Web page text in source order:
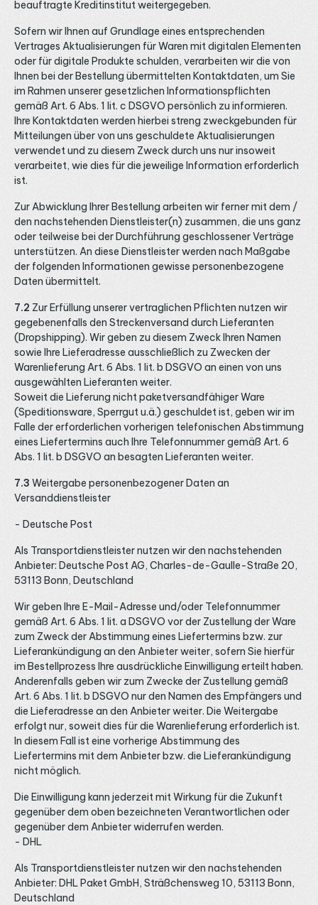
beauftragte Kreditinstitut weitergegeben.
Sofern wir Ihnen auf Grundlage eines entsprechenden
Vertrages Aktualisierungen für Waren mit digitalen Elementen
oder für digitale Produkte schulden, verarbeiten wir die von
Ihnen bei der Bestellung übermittelten Kontaktdaten, um Sie
im Rahmen unserer gesetzlichen Informationspflichten
gemäß Art. 6 Abs. 1 lit. c DSGVO persönlich zu informieren.
Ihre Kontaktdaten werden hierbei streng zweckgebunden für
Mitteilungen über von uns geschuldete Aktualisierungen
verwendet und zu diesem Zweck durch uns nur insoweit
verarbeitet, wie dies für die jeweilige Information erforderlich
ist.
Zur Abwicklung Ihrer Bestellung arbeiten wir ferner mit dem /
den nachstehenden Dienstleister(n) zusammen, die uns ganz
oder teilweise bei der Durchführung geschlossener Verträge
unterstützen. An diese Dienstleister werden nach Maßgabe
der folgenden Informationen gewisse personenbezogene
Daten übermittelt.
7.2 Zur Erfüllung unserer vertraglichen Pflichten nutzen wir
gegebenenfalls den Streckenversand durch Lieferanten
(Dropshipping). Wir geben zu diesem Zweck Ihren Namen
sowie Ihre Lieferadresse ausschließlich zu Zwecken der
Warenlieferung Art. 6 Abs. 1 lit. b DSGVO an einen von uns
ausgewählten Lieferanten weiter.
Soweit die Lieferung nicht paketversandfähiger Ware
(Speditionsware, Sperrgut u.ä.) geschuldet ist, geben wir im
Falle der erforderlichen vorherigen telefonischen Abstimmung
eines Liefertermins auch Ihre Telefonnummer gemäß Art. 6
Abs. 1 lit. b DSGVO an besagten Lieferanten weiter.
7.3 Weitergabe personenbezogener Daten an
Versanddienstleister
- Deutsche Post
Als Transportdienstleister nutzen wir den nachstehenden
Anbieter: Deutsche Post AG, Charles-de-Gaulle-Straße 20,
53113 Bonn, Deutschland
Wir geben Ihre E-Mail-Adresse und/oder Telefonnummer
gemäß Art. 6 Abs. 1 lit. a DSGVO vor der Zustellung der Ware
zum Zweck der Abstimmung eines Liefertermins bzw. zur
Lieferankündigung an den Anbieter weiter, sofern Sie hierfür
im Bestellprozess Ihre ausdrückliche Einwilligung erteilt haben.
Anderenfalls geben wir zum Zwecke der Zustellung gemäß
Art. 6 Abs. 1 lit. b DSGVO nur den Namen des Empfängers und
die Lieferadresse an den Anbieter weiter. Die Weitergabe
erfolgt nur, soweit dies für die Warenlieferung erforderlich ist.
In diesem Fall ist eine vorherige Abstimmung des
Liefertermins mit dem Anbieter bzw. die Lieferankündigung
nicht möglich.
Die Einwilligung kann jederzeit mit Wirkung für die Zukunft
gegenüber dem oben bezeichneten Verantwortlichen oder
gegenüber dem Anbieter widerrufen werden.
- DHL
Als Transportdienstleister nutzen wir den nachstehenden
Anbieter: DHL Paket GmbH, Sträßchensweg 10, 53113 Bonn,
Deutschland